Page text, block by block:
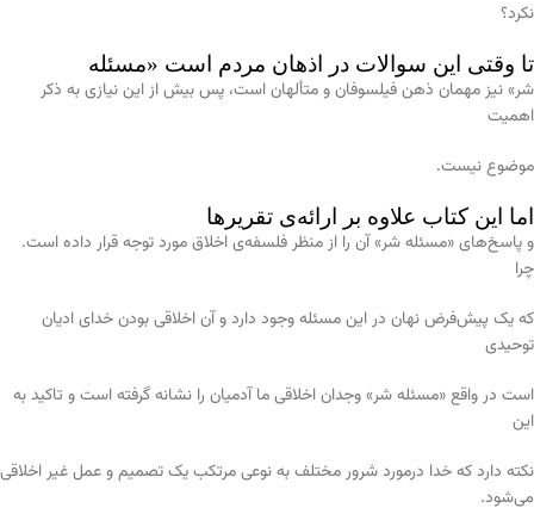
نکرد؟
تا وقتی این سوالات در اذهان مردم است «مسئله
شر» نیز مهمان ذهن فیلسوفان و متألهان است، پس بیش از این نیازی به ذکر
اهمیت
موضوع نیست.
اما این کتاب علاوه بر ارائه‌ی تقریرها
و پاسخ‌های «مسئله شر» آن را از منظر فلسفه‌ی اخلاق مورد توجه قرار داده است.
چرا
که یک پیش‌فرض نهان در این مسئله وجود دارد و آن اخلاقی بودن خدای ادیان
توحیدی
است در واقع «مسئله شر» وجدان اخلاقی ما آدمیان را نشانه گرفته است و تاکید به
این
نکته دارد که خدا درمورد شرور مختلف به نوعی مرتکب یک تصمیم و عمل غیر اخلاقی
می‌شود.